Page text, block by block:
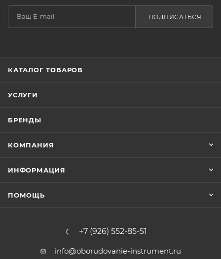
ПОДПИСАТЬСЯ
КАТАЛОГ ТОВАРОВ
УСЛУГИ
БРЕНДЫ
КОМПАНИЯ
ИНФОРМАЦИЯ
ПОМОЩЬ
+7 (926) 552-85-51
info@oborudovanie-instrument.ru